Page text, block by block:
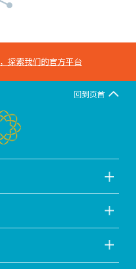
，探索我们的官方平台
回到页首